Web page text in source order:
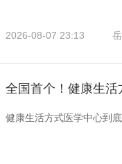
2026-08-07 23:13
全国首个！健康生
健康生活方式医学中心到